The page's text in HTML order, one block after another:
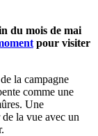
du mois de mai
pour visiter
la campagne
comme une
Une
la vue avec un